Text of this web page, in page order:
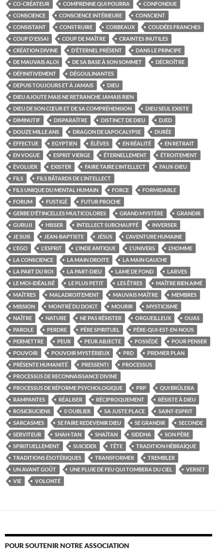
CO-CRÉATEUR COMPRENNE QUI POURRA
CONFONDUE
CONSCIENCE
CONSCIENCE INTÉRIEURE
CONSCIENT
CONSISTANT
CONSTRUIRE CORBEAUX
COUDÉES FRANCHES
COUP D'ESSAI
COUP DE MAÎTRE
CRAINTES INUTILES
CRÉATION DIVINE
D’ÉTERNEL PRÉSENT
DANS LE PRINCIPE
DE MAUVAIS ALOI
DE SA BASE À SON SOMMET
DÉCROÎTRE
DÉFINITIVEMENT
DÉGOULINANTES
DEPUIS TOUJOURS ET À JAMAIS
DIEU
DIEU AJOUTE MAIS NE RETRANCHE JAMAIS RIEN
DIEU DE SON CŒUR ET DE SA COMPRÉHENSION
DIEU SEUL EXISTE
DIMINUTIF
DISPARAÎTRE DISTINCT DE DIEU
DJED
DOUZE MILLE ANS
DRAGON DE L’APOCALYPSE
DURÉE
EFFECTUE
EGYPTIEN ÉLÈVES EN RÉALITÉ
EN RETRAIT
EN VOGUE
ESPRIT VIERGE ÉTERNELLEMENT
ÉTROITEMENT
ÉVOLUER
EXISTER FAIRE TAIRE L'INTELLECT
FAUX-DIEU
FILS
FILS BÂTARDS DE L'INTELLECT
FILS UNIQUE DU MENTAL HUMAIN
FORCE
FORMIDABLE
FORUM
FUSTIGÉ
FUTUR PROCHE
GERBE D’ÉTINCELLES MULTICOLORES
GRAND MYSTÈRE
GRANDIR
GURUJI
HISSER INTELLECT SURCHAUFFÉ
INVERSER
JE SUIS
JEAN-BAPTISTE JÉSUS
L'AVENTURE HUMAINE
L'EGO
L'ESPRIT L'INDE ANTIQUE L'UNIVERS
L’HOMME
LA CONSCIENCE
LA MAIN DROITE
LA MAIN GAUCHE
LA PART DU ROI
LA PART-DIEU LAME DE FOND
LARVES
LE MOI-IDÉALISÉ
LE PLUS PETIT LES ÊTRES
MAÎTRE BIEN AIMÉ
MAÎTRES
MALADROITEMENT MAUVAIS MAÎTRE
MEMBRES
MISSION
MONTRÉ DU DOIGT MOURIR
MYSTICISME
NAÎTRE
NATURE NE PAS RÉSISTER ORGUEILLEUX
OUAS
PAROLE
PERDRE PÈRE SPIRITUEL
PÈRE-QUI-EST-EN-NOUS
PERMETTRE
PEUR PEUR ABJECTE POSSÉDÉ
POUR PENSER
POUVOIR
POUVOIR MYSTÉRIEUX PRD
PREMIER PLAN
PRÉSENTE HUMANITÉ
PRESSENTI
PROCESSUS
PROCESSUS DE RECONNAISSANCE DIVINE
PROCESSUS DE RÉFORME PSYCHOLOGIQUE
PRP
QUI BRÛLERA
RAMPANTES
RÉALISER RÉCIPROQUEMENT
RÉSISTE À DIEU
ROSICRUCIENS
S'OUBLIER SA JUSTE PLACE
SAINT-ESPRIT
SARCASMES
SE FAIRE REDEVENIR DIEU SE GRANDIR
SECONDE
SERVITEUR
SHAH-TAN SHAÏTAN SIDDHA
SON PÈRE
SPIRITUELLEMENT
SUICIDER TÊTE
TRADITION HÉBRAÏQUE
TRADITIONS ÉSOTÉRIQUES
TRANSFORMER
TREMBLER
UN AVANT GOÛT
UNE PLUIE DE FEU QUI TOMBERA DU CIEL
VERSET
VIE
VOLONTÉ
POUR SOUTENIR NOTRE ASSOCIATION